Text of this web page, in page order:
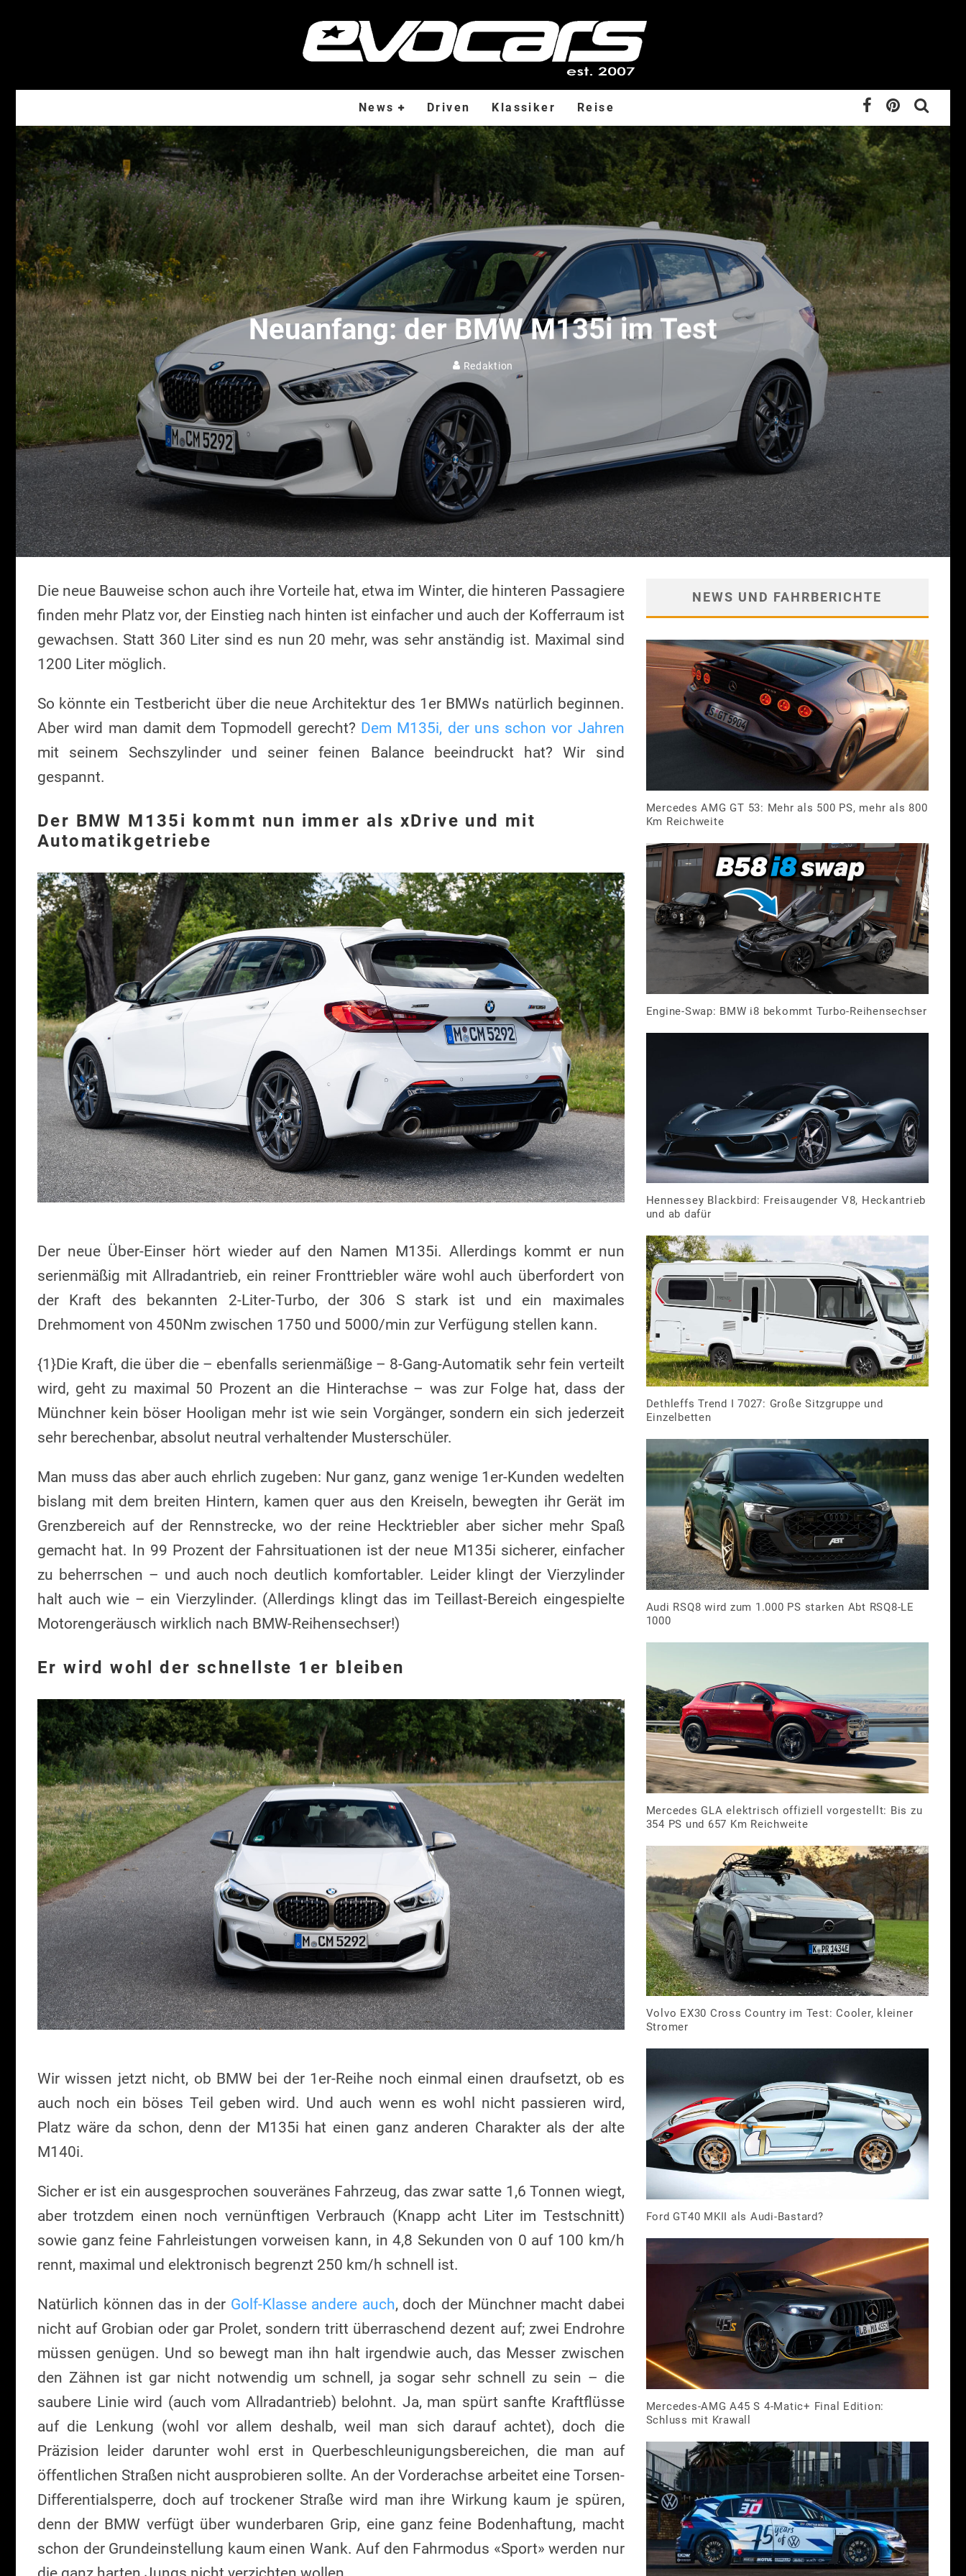
News Driven Klassiker Reise
Neuanfang: der BMW M135i im Test
Redaktion
Die neue Bauweise schon auch ihre Vorteile hat, etwa im Winter, die hinteren Passagiere
finden mehr Platz vor, der Einstieg nach hinten ist einfacher und auch der Kofferraum ist
gewachsen. Statt 360 Liter sind es nun 20 mehr, was sehr anständig ist. Maximal sind
1200 Liter möglich.
So könnte ein Testbericht über die neue Architektur des 1er BMWs natürlich beginnen.
Aber wird man damit dem Topmodell gerecht? Dem M135i, der uns schon vor Jahren
mit seinem Sechszylinder und seiner feinen Balance beeindruckt hat? Wir sind
gespannt.
Der BMW M135i kommt nun immer als xDrive und mit
Automatikgetriebe
Der neue Über-Einser hört wieder auf den Namen M135i. Allerdings kommt er nun
serienmäßig mit Allradantrieb, ein reiner Fronttriebler wäre wohl auch überfordert von
der Kraft des bekannten 2-Liter-Turbo, der 306 S stark ist und ein maximales
Drehmoment von 450Nm zwischen 1750 und 5000/min zur Verfügung stellen kann.
{1}Die Kraft, die über die – ebenfalls serienmäßige – 8-Gang-Automatik sehr fein verteilt
wird, geht zu maximal 50 Prozent an die Hinterachse – was zur Folge hat, dass der
Münchner kein böser Hooligan mehr ist wie sein Vorgänger, sondern ein sich jederzeit
sehr berechenbar, absolut neutral verhaltender Musterschüler.
Man muss das aber auch ehrlich zugeben: Nur ganz, ganz wenige 1er-Kunden wedelten
bislang mit dem breiten Hintern, kamen quer aus den Kreiseln, bewegten ihr Gerät im
Grenzbereich auf der Rennstrecke, wo der reine Hecktriebler aber sicher mehr Spaß
gemacht hat. In 99 Prozent der Fahrsituationen ist der neue M135i sicherer, einfacher
zu beherrschen – und auch noch deutlich komfortabler. Leider klingt der Vierzylinder
halt auch wie – ein Vierzylinder. (Allerdings klingt das im Teillast-Bereich eingespielte
Motorengeräusch wirklich nach BMW-Reihensechser!)
Er wird wohl der schnellste 1er bleiben
Wir wissen jetzt nicht, ob BMW bei der 1er-Reihe noch einmal einen draufsetzt, ob es
auch noch ein böses Teil geben wird. Und auch wenn es wohl nicht passieren wird,
Platz wäre da schon, denn der M135i hat einen ganz anderen Charakter als der alte
M140i.
Sicher er ist ein ausgesprochen souveränes Fahrzeug, das zwar satte 1,6 Tonnen wiegt,
aber trotzdem einen noch vernünftigen Verbrauch (Knapp acht Liter im Testschnitt)
sowie ganz feine Fahrleistungen vorweisen kann, in 4,8 Sekunden von 0 auf 100 km/h
rennt, maximal und elektronisch begrenzt 250 km/h schnell ist.
Natürlich können das in der Golf-Klasse andere auch, doch der Münchner macht dabei
nicht auf Grobian oder gar Prolet, sondern tritt überraschend dezent auf; zwei Endrohre
müssen genügen. Und so bewegt man ihn halt irgendwie auch, das Messer zwischen
den Zähnen ist gar nicht notwendig um schnell, ja sogar sehr schnell zu sein – die
saubere Linie wird (auch vom Allradantrieb) belohnt. Ja, man spürt sanfte Kraftflüsse
auf die Lenkung (wohl vor allem deshalb, weil man sich darauf achtet), doch die
Präzision leider darunter wohl erst in Querbeschleunigungsbereichen, die man auf
öffentlichen Straßen nicht ausprobieren sollte. An der Vorderachse arbeitet eine Torsen-
Differentialsperre, doch auf trockener Straße wird man ihre Wirkung kaum je spüren,
denn der BMW verfügt über wunderbaren Grip, eine ganz feine Bodenhaftung, macht
schon der Grundeinstellung kaum einen Wank. Auf den Fahrmodus «Sport» werden nur
NEWS UND FAHRBERICHTE
Mercedes AMG GT 53: Mehr als 500 PS, mehr als 800
Km Reichweite
Engine-Swap: BMW i8 bekommt Turbo-Reihensechser
Hennessey Blackbird: Freisaugender V8, Heckantrieb
und ab dafür
Dethleffs Trend I 7027: Große Sitzgruppe und
Einzelbetten
Audi RSQ8 wird zum 1.000 PS starken Abt RSQ8-LE
1000
Mercedes GLA elektrisch offiziell vorgestellt: Bis zu
354 PS und 657 Km Reichweite
Volvo EX30 Cross Country im Test: Cooler, kleiner
Stromer
Ford GT40 MKII als Audi-Bastard?
Mercedes-AMG A45 S 4-Matic+ Final Edition:
Schluss mit Krawall